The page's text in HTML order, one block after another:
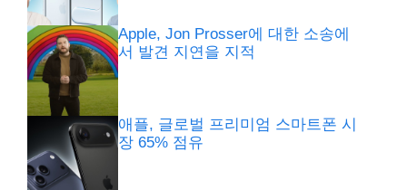
Apple, Jon Prosser에 대한 소송에
서 발견 지연을 지적
애플, 글로벌 프리미엄 스마트폰 시
장 65% 점유